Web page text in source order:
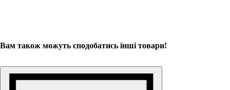
Вам також можуть сподобатись інші товари!